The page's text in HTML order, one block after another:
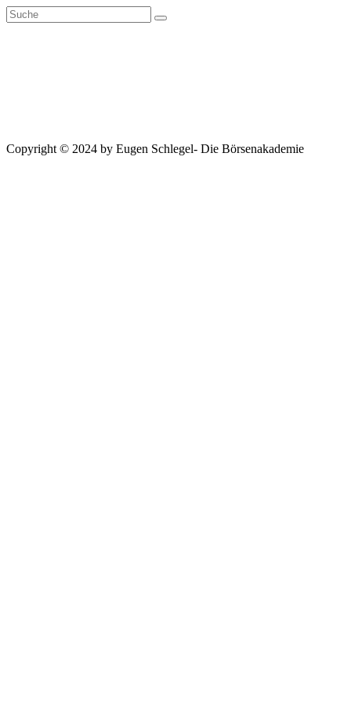
Zum
Inhalt
Copyright © 2024 by Eugen Schlegel- Die Börsenakademie